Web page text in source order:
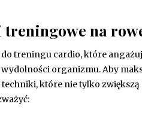
treningowe na
treningu cardio, które
organizmu. Aby
które nie tylko